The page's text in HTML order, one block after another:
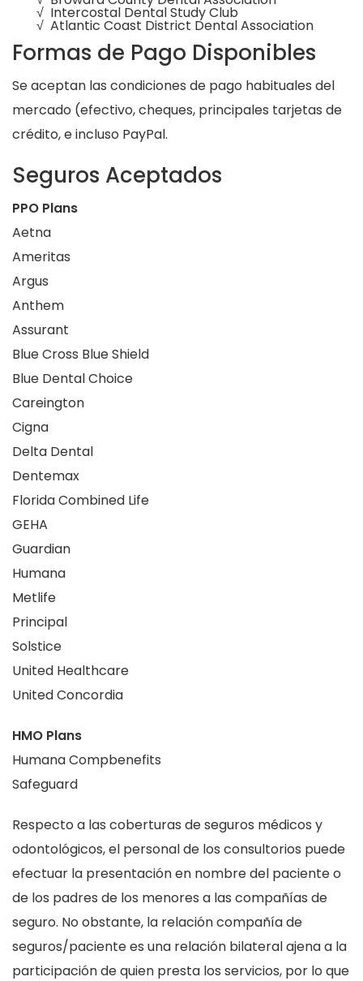
√ Intercostal Dental Study Club
√ Atlantic Coast District Dental Association
Formas de Pago Disponibles
Se aceptan las condiciones de pago habituales del
mercado (efectivo, cheques, principales tarjetas de
crédito, e incluso PayPal.
Seguros Aceptados
PPO Plans
Aetna
Ameritas
Argus
Anthem
Assurant
Blue Cross Blue Shield
Blue Dental Choice
Careington
Cigna
Delta Dental
Dentemax
Florida Combined Life
GEHA
Guardian
Humana
Metlife
Principal
Solstice
United Healthcare
United Concordia
HMO Plans
Humana Compbenefits
Safeguard
Respecto a las coberturas de seguros médicos y
odontológicos, el personal de los consultorios puede
efectuar la presentación en nombre del paciente o
de los padres de los menores a las compañías de
seguro. No obstante, la relación compañía de
seguros/paciente es una relación bilateral ajena a la
participación de quien presta los servicios, por lo que